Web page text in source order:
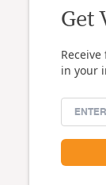
Get
in your